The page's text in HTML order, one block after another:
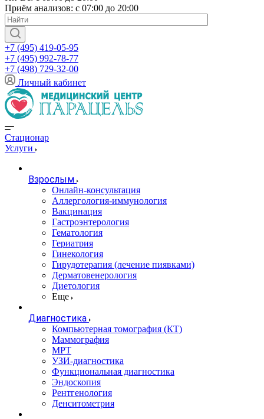
Приём анализов: с 07:00 до 20:00
+7 (495) 419-05-95
+7 (495) 992-78-77
+7 (498) 729-32-00
Личный кабинет
Стационар
Услуги
Взрослым
Онлайн-консультация
Аллергология-иммунология
Вакцинация
Гастроэнтерология
Гематология
Гериатрия
Гинекология
Гирудотерапия (лечение пиявками)
Дерматовенерология
Диетология
Еще
Диагностика
Компьютерная томография (КТ)
Маммография
МРТ
УЗИ-диагностика
Функциональная диагностика
Эндоскопия
Рентгенология
Денситометрия